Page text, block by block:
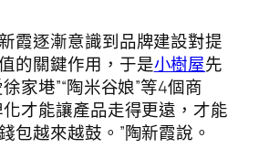
霞逐漸意識到品牌建設對提
的關鍵作用，于是小樹屋先
家塂”“陶米谷娘”等4個商
才能讓產品走得更遠，才能
包越來越鼓。”陶新霞說。